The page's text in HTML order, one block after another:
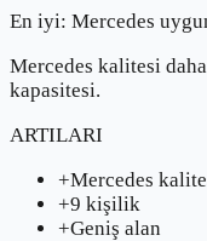
En iyi: Mercedes
Mercedes kalitesi
kapasitesi.
ARTILARI
+Mercedes
+9 kişilik
+Geniş alan